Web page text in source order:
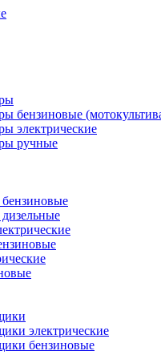
бензиновые
электрические
ручные
электрические
бензиновые